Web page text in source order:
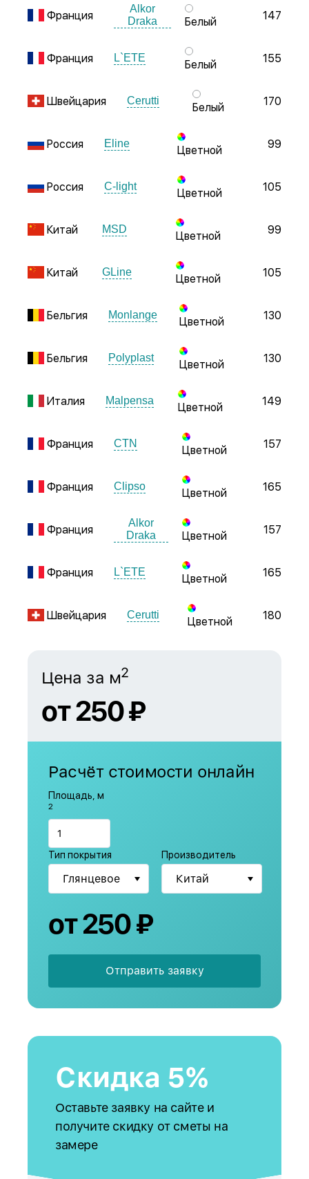
Франция
Alkor
Draka
Белый 147
Франция L`ETE
Белый 155
Швейцария Cerutti
Белый 170
Россия Eline
Цветной 99
Россия C-light
Цветной 105
Китай MSD
Цветной 99
Китай GLine
Цветной 105
Бельгия Monlange
Цветной 130
Бельгия Polyplast
Цветной 130
Италия Malpensa
Цветной 149
Франция CTN
Цветной 157
Франция Clipso
Цветной 165
Франция
Alkor
Draka
Цветной 157
Франция L`ETE
Цветной 165
Швейцария Cerutti
Цветной 180
Цена за м2
от 250 ₽
Расчёт стоимости онлайн
Площадь, м
2
Тип покрытия Производитель
от 250 ₽
Отправить заявку
Скидка 5%
Оставьте заявку на сайте и
получите скидку от сметы на
замере